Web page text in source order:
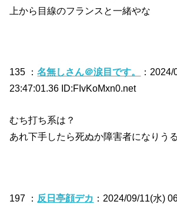
上から目線のフランスと一緒やな
135 ：名無しさん＠涙目です。
：
23:47:01.36 ID:FIvKoMxn0.net
むち打ち系は？
あれ下手したら死ぬか障害者になりうる
197 ： 反日亭顔デカ ：2024/09/11(水)